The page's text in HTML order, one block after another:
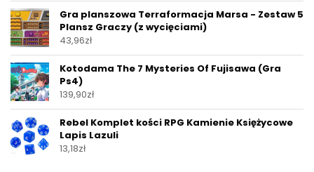
Gra planszowa Terraformacja Marsa - Zestaw 5
Plansz Graczy (z wycięciami)
43,96zł
Kotodama The 7 Mysteries Of Fujisawa (Gra
Ps4)
139,90zł
Rebel Komplet kości RPG Kamienie Księżycowe
Lapis Lazuli
13,18zł